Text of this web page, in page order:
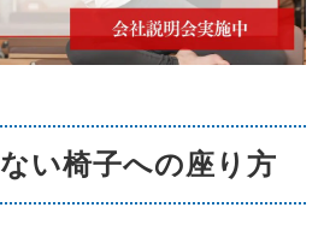
い椅子への座り方